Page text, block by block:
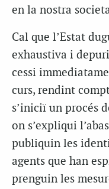
en la nostra
Cal que l’Estat
exhaustiva i
cessi
curs, rendint
s’iniciï un procés
on s’expliqui
publiquin les
agents que han
prenguin les